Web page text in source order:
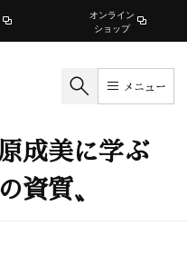
オンライン
ショップ
メニュー
成美に学ぶ
資質〟